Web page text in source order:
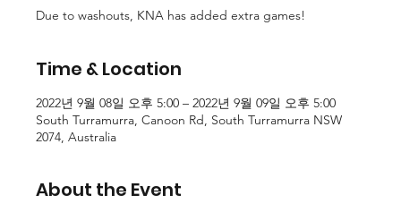
Due to washouts, KNA has added extra games!
Time & Location
2022년 9월 08일 오후 5:00 – 2022년 9월 09일 오후 5:00
South Turramurra, Canoon Rd, South Turramurra NSW
2074, Australia
About the Event